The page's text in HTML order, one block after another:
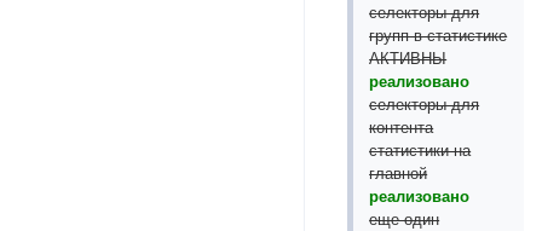
селекторы для
групп в статистике
АКТИВНЫ
реализовано
селекторы для
контента
статистики на
главной
реализовано
еще один